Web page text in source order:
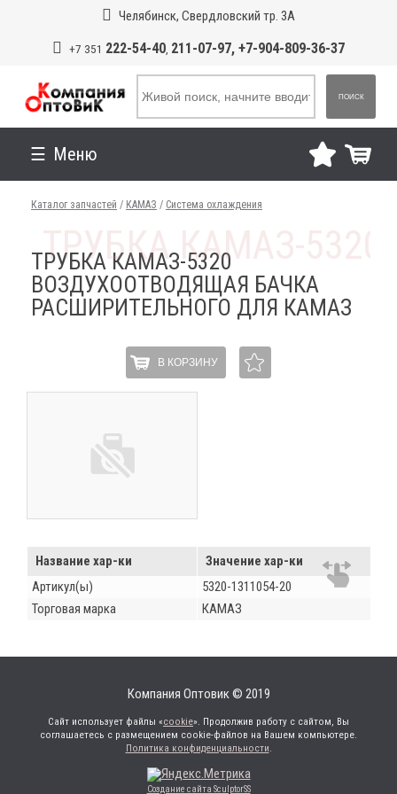
Челябинск, Свердловский тр. 3А
+7 351 222-54-40, 211-07-97, +7-904-809-36-37
ПОИСК
Меню
Каталог запчастей / КАМАЗ / Система охлаждения
ТРУБКА КАМАЗ-5320
ВОЗДУХООТВОДЯЩАЯ БАЧКА
РАСШИРИТЕЛЬНОГО ДЛЯ КАМАЗ
В КОРЗИНУ
Название хар-ки
Значение хар-ки
Артикул(ы)
5320-1311054-20
Торговая марка
КАМАЗ
Компания Оптовик © 2019
Сайт использует файлы «cookie». Продолжив работу с сайтом, Вы
соглашаетесь с размещением cookie-файлов на Вашем компьютере.
Политика конфиденциальности.
Создание сайта SculptorSS